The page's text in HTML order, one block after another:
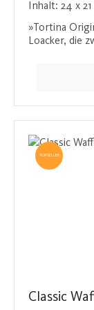
Inhalt: 24 x
»Tortina
Loacker, die
sind. Diese
einem
Essen - die
Ideal für alle,
TOPSELLER
Classic